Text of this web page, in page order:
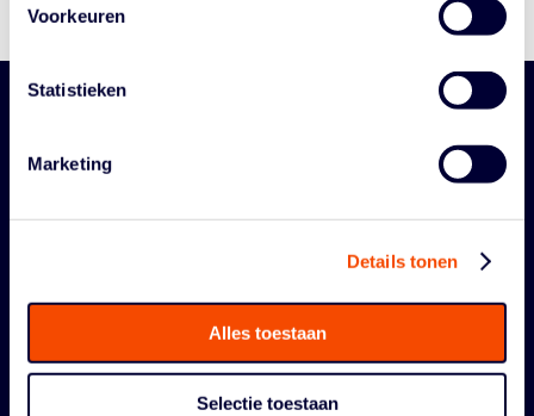
Voorkeuren
Statistieken
Marketing
Details tonen
Alles toestaan
Selectie toestaan
ORGANISATIE
Contact